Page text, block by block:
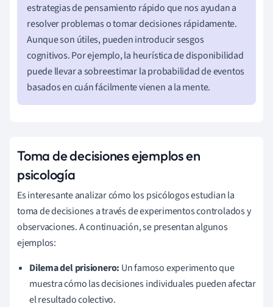
estrategias de pensamiento rápido que nos ayudan a
resolver problemas o tomar decisiones rápidamente.
Aunque son útiles, pueden introducir sesgos
cognitivos. Por ejemplo, la heurística de disponibilidad
puede llevar a sobreestimar la probabilidad de eventos
basados en cuán fácilmente vienen a la mente.
Toma de decisiones ejemplos en
psicología
Es interesante analizar cómo los psicólogos estudian la
toma de decisiones a través de experimentos controlados y
observaciones. A continuación, se presentan algunos
ejemplos:
Dilema del prisionero: Un famoso experimento que
muestra cómo las decisiones individuales pueden afectar
el resultado colectivo.